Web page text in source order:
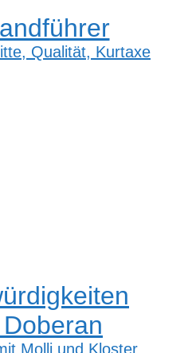
Qualität, Kurtaxe
Molli und Kloster